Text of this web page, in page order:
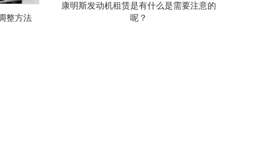
整方法
康明斯发动机租赁是有什么是需要注意的
呢？